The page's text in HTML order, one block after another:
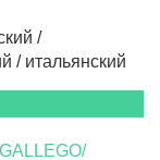
/
/ итальянский